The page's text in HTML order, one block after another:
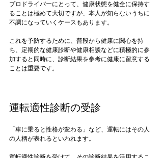
プロドライバーにとって、健康状態を健全に保持す
ることは極めて大切ですが、本人が知らないうちに
不調になっていくケースもあります。
これを予防するために、普段から健康に関心を持
ち、定期的な健康診断や健康相談などに積極的に参
加すると同時に、診断結果を参考に健康に留意する
ことは重要です。
運転適性診断の受診
「車に乗ると性格が変わる」など、運転にはその人
の人柄が表れるといわれます。